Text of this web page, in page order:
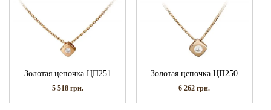
Золотая цепочка ЦП251
5 518 грн.
Золотая цепочка ЦП250
6 262грн.